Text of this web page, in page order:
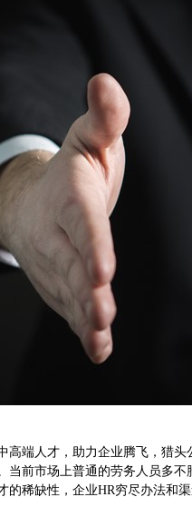
高端人才，助力企业腾飞，猎
当前市场上普通的劳务人员多
的稀缺性，企业HR穷尽办法和